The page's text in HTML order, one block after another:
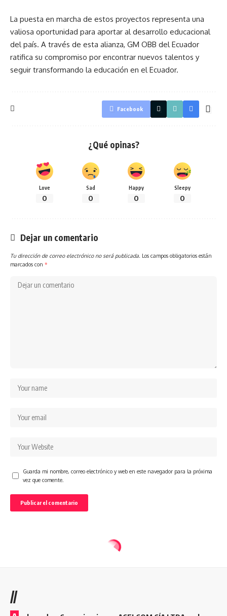
La puesta en marcha de estos proyectos representa una
valiosa oportunidad para aportar al desarrollo educacional
del país. A través de esta alianza, GM OBB del Ecuador
ratifica su compromiso por encontrar nuevos talentos y
seguir transformando la educación en el Ecuador.
Facebook
¿Qué opinas?
Love
0
Sad
0
Happy
0
Sleepy
0
Dejar un comentario
Tu dirección de correo electrónico no será publicada. Los campos obligatorios están
marcados con *
Guarda mi nombre, correo electrónico y web en este navegador para la próxima
vez que comente.
//